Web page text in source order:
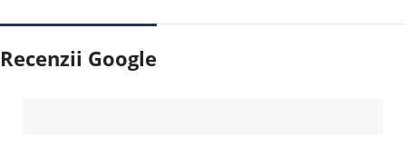
Recenzii Google